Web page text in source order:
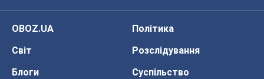
OBOZ.UA
Політика
Світ
Розслідування
Блоги
Суспільство